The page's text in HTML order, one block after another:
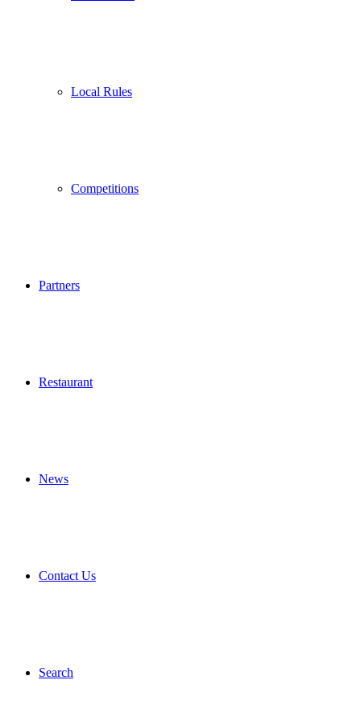
Local Rules
Competitions
Partners
Restaurant
News
Contact Us
Search